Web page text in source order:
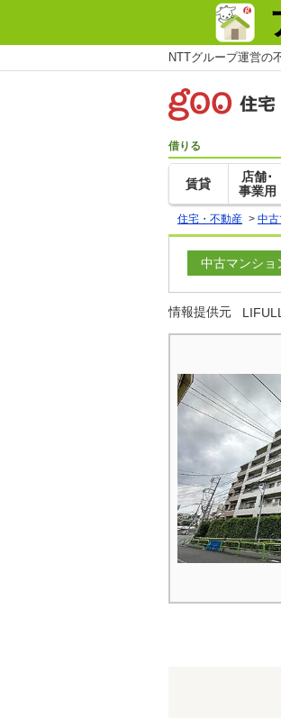
NTTグループ運営の
借りる
賃貸
店舗･
事業用
住宅・不動産 > 中
中古マンショ
情報提供元